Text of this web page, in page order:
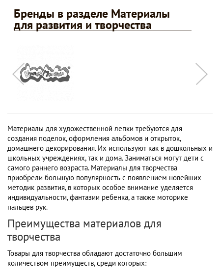
Бренды в разделе Материалы
для развития и творчества
Материалы для художественной лепки требуются для
создания поделок, оформления альбомов и открыток,
домашнего декорирования. Их используют как в дошкольных и
школьных учреждениях, так и дома. Заниматься могут дети с
самого раннего возраста. Материалы для творчества
приобрели большую популярность с появлением новейших
методик развития, в которых особое внимание уделяется
индивидуальности, фантазии ребенка, а также моторике
пальцев рук.
Преимущества материалов для
творчества
Товары для творчества обладают достаточно большим
количеством преимуществ, среди которых: